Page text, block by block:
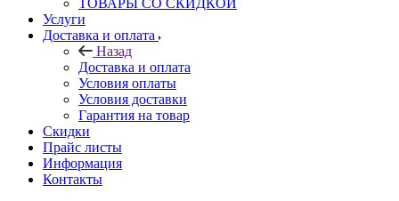
ТОВАРЫ СО СКИДКОЙ
Услуги
Доставка и оплата
Назад
Доставка и оплата
Условия оплаты
Условия доставки
Гарантия на товар
Скидки
Прайс листы
Информация
Контакты